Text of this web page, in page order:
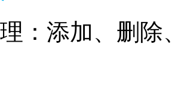
：添加、删